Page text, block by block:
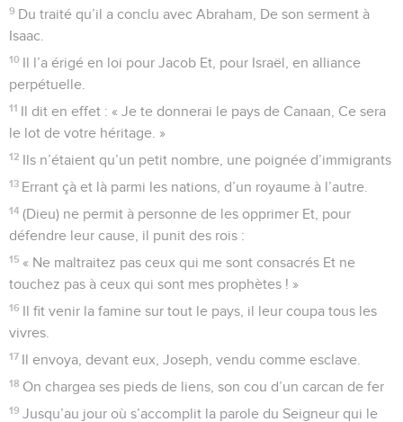
9 Du traité qu’il a conclu avec Abraham, De son serment à
Isaac.
10 Il l’a érigé en loi pour Jacob Et, pour Israël, en alliance
perpétuelle.
11 Il dit en effet : « Je te donnerai le pays de Canaan, Ce sera
le lot de votre héritage. »
12 Ils n’étaient qu’un petit nombre, une poignée d’immigrants
13 Errant çà et là parmi les nations, d’un royaume à l’autre.
14 (Dieu) ne permit à personne de les opprimer Et, pour
défendre leur cause, il punit des rois :
15 « Ne maltraitez pas ceux qui me sont consacrés Et ne
touchez pas à ceux qui sont mes prophètes ! »
16 Il fit venir la famine sur tout le pays, il leur coupa tous les
vivres.
17 Il envoya, devant eux, Joseph, vendu comme esclave.
18 On chargea ses pieds de liens, son cou d’un carcan de fer
19 Jusqu’au jour où s’accomplit la parole du Seigneur qui le